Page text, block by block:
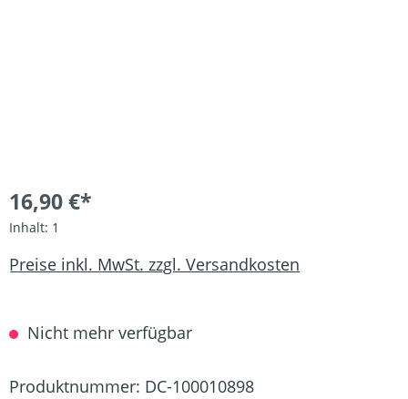
16,90 €*
Inhalt: 1
Preise inkl. MwSt. zzgl. Versandkosten
Nicht mehr verfügbar
Produktnummer: DC-100010898